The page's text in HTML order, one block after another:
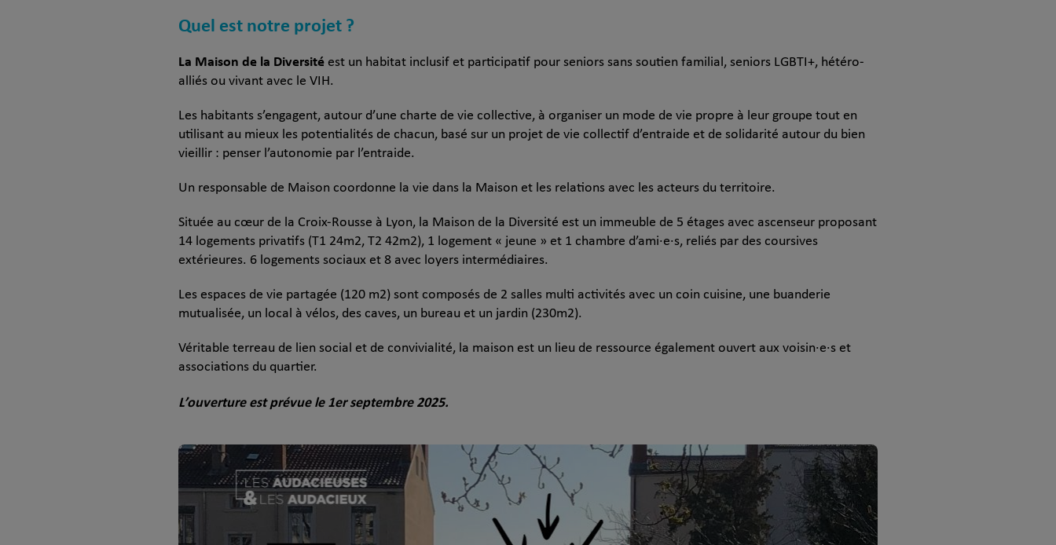
Quel est notre projet ?
La Maison de la Diversité est un habitat inclusif et participatif pour seniors sans soutien familial, seniors LGBTI+, hétéro-
alliés ou vivant avec le VIH.
Les habitants s’engagent, autour d’une charte de vie collective, à organiser un mode de vie propre à leur groupe tout en
utilisant au mieux les potentialités de chacun, basé sur un projet de vie collectif d’entraide et de solidarité autour du bien
vieillir : penser l’autonomie par l’entraide.
Un responsable de Maison coordonne la vie dans la Maison et les relations avec les acteurs du territoire.
Située au cœur de la Croix-Rousse à Lyon, la Maison de la Diversité est un immeuble de 5 étages avec ascenseur proposant
14 logements privatifs (T1 24m2, T2 42m2), 1 logement « jeune » et 1 chambre d’ami·e·s, reliés par des coursives
extérieures. 6 logements sociaux et 8 avec loyers intermédiaires.
Les espaces de vie partagée (120 m2) sont composés de 2 salles multi activités avec un coin cuisine, une buanderie
mutualisée, un local à vélos, des caves, un bureau et un jardin (230m2).
Véritable terreau de lien social et de convivialité, la maison est un lieu de ressource également ouvert aux voisin·e·s et
associations du quartier.
L’ouverture est prévue le 1er septembre 2025.